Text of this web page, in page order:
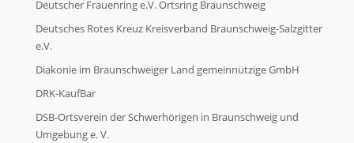
Deutscher Frauenring e.V. Ortsring Braunschweig
Deutsches Rotes Kreuz Kreisverband Braunschweig-Salzgitter
e.V.
Diakonie im Braunschweiger Land gemeinnützige GmbH
DRK-KaufBar
DSB-Ortsverein der Schwerhörigen in Braunschweig und
Umgebung e. V.